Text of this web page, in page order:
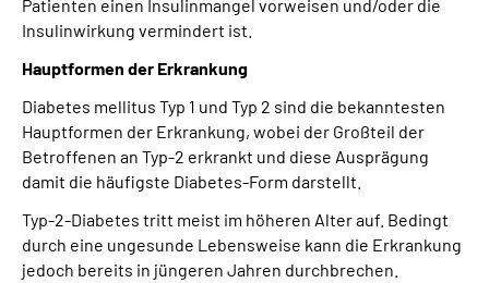
Suche
Mein Kundenportal
Patienten einen Insulinmangel vorweisen und/oder die
Insulinwirkung vermindert ist.
Hauptformen der Erkrankung
Diabetes mellitus Typ 1 und Typ 2 sind die bekanntesten
Hauptformen der Erkrankung, wobei der Großteil der
Betroffenen an Typ-2 erkrankt und diese Ausprägung
damit die häufigste Diabetes-Form darstellt.
Typ-2-Diabetes tritt meist im höheren Alter auf. Bedingt
durch eine ungesunde Lebensweise kann die Erkrankung
jedoch bereits in jüngeren Jahren durchbrechen.